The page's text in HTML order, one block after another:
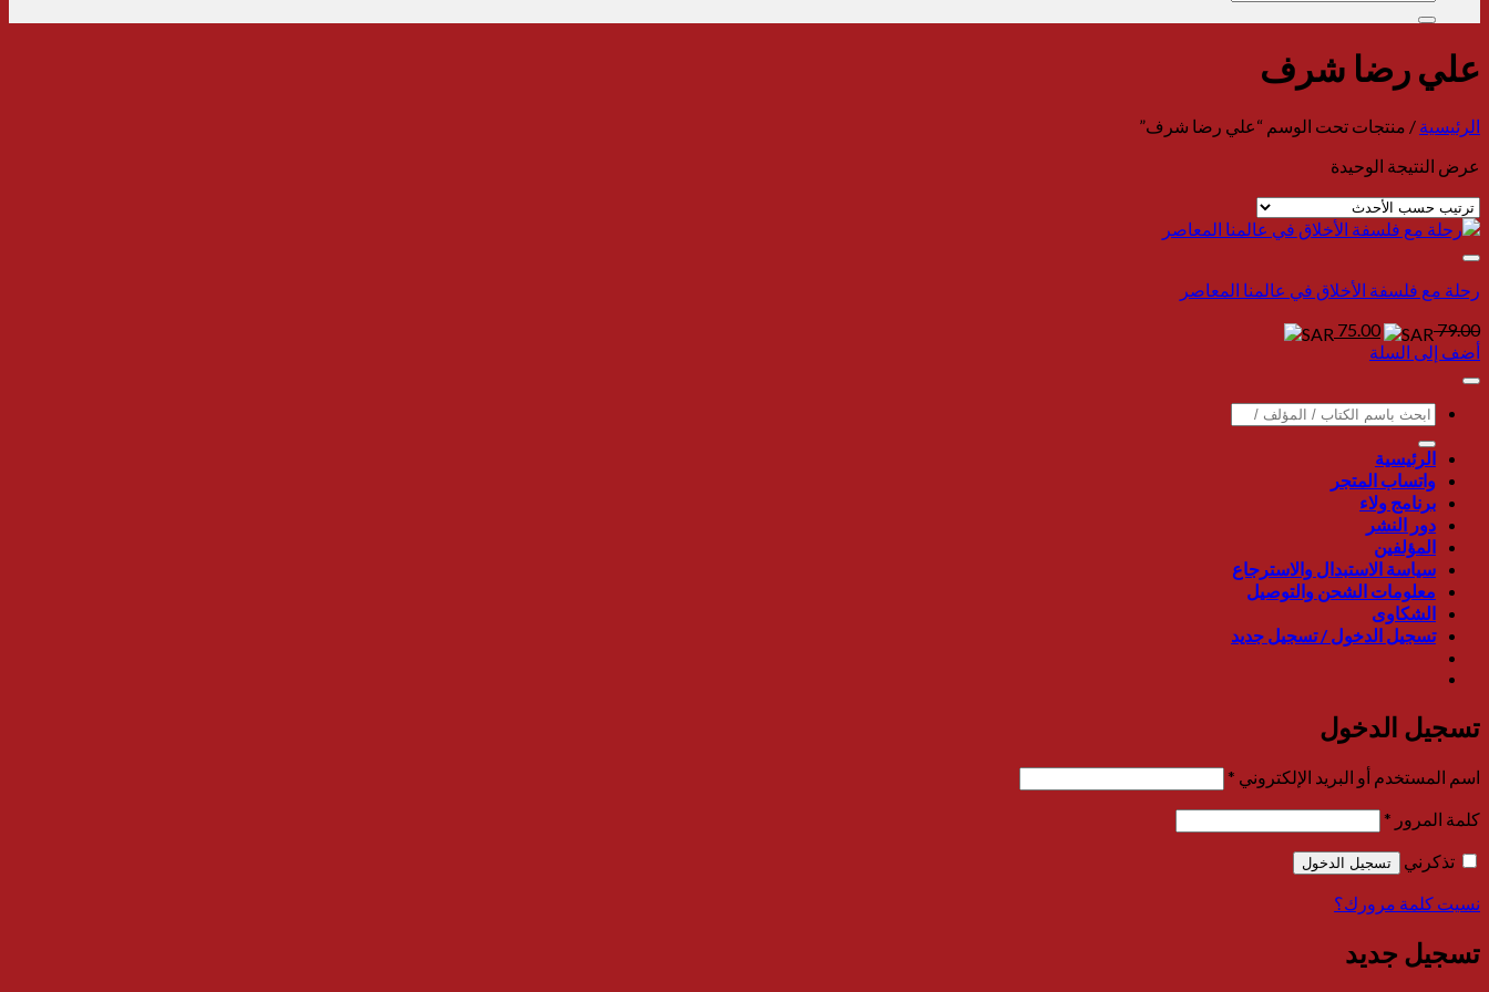
عن:
الرئيسية / منتجات تحت الوسم “‎علي رضا شرف‎”
عرض النتيجة الوحيدة
79.00
السعر
الأصلي
75.00
السعر
أضف إلى السلة
البحث
عن:
الرئيسية
واتساب المتجر
برنامج ولاء
دور النشر
المؤلفين
سياسة الاستبدال والاسترجاع
معلومات الشحن والتوصيل
الشكاوى
تسجيل الدخول / تسجيل جديد
تسجيل الدخول
اسم المستخدم أو البريد الإلكتروني *مطلوبة
كلمة المرور *مطلوبة
تذكرني تسجيل الدخول
نسيت كلمة مرورك؟
تسجيل جديد